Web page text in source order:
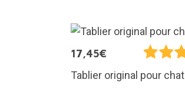
17,45€
Tablier original pour chat